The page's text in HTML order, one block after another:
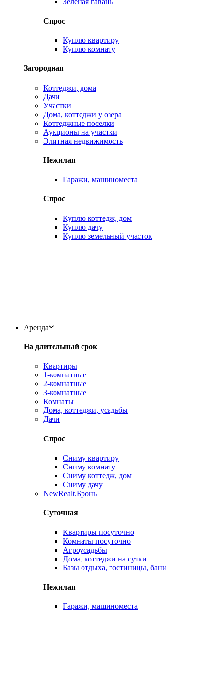
Спрос
Куплю квартиру
Куплю комнату
Загородная
Коттеджи, дома
Дачи
Участки
Дома, коттеджи у озера
Коттеджные поселки
Аукционы на участки
Элитная недвижимость
Нежилая
Гаражи, машиноместа
Спрос
Куплю коттедж, дом
Куплю дачу
Куплю земельный участок
Аренда
На длительный срок
Квартиры
1-комнатные
2-комнатные
3-комнатные
Комнаты
Дома, коттеджи, усадьбы
Дачи
Спрос
Сниму квартиру
Сниму комнату
Сниму коттедж, дом
Сниму дачу
NewRealt.Бронь
Суточная
Квартиры посуточно
Комнаты посуточно
Агроусадьбы
Дома, коттеджи на сутки
Базы отдыха, гостиницы, бани
Нежилая
Гаражи, машиноместа